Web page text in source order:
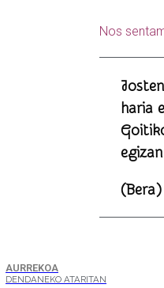
Nos
haria
(Bera)
AURREKOA
DENDANEKO ATARITAN